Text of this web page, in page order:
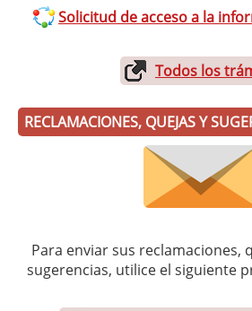
Solicitud de acceso a la
Todos los
RECLAMACIONES, QUEJAS Y
Para enviar sus reclamaciones,
sugerencias, utilice el siguiente